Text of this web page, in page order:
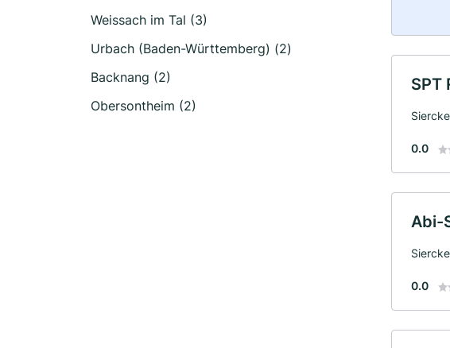
Weissach im Tal (3)
Urbach (Baden-Württemberg) (2)
Backnang (2)
Obersontheim (2)
SPT
0.0
Abi-
0.0